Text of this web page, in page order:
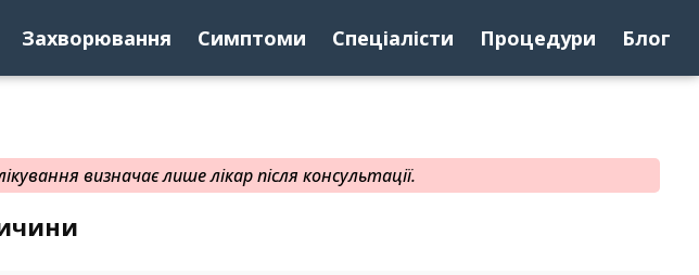
Захворювання Симптоми Спеціалісти Процедури Блог
визначає лише лікар після консультації.